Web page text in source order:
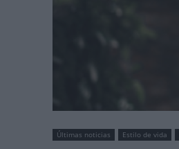
Últimas noticias Estilo de vida